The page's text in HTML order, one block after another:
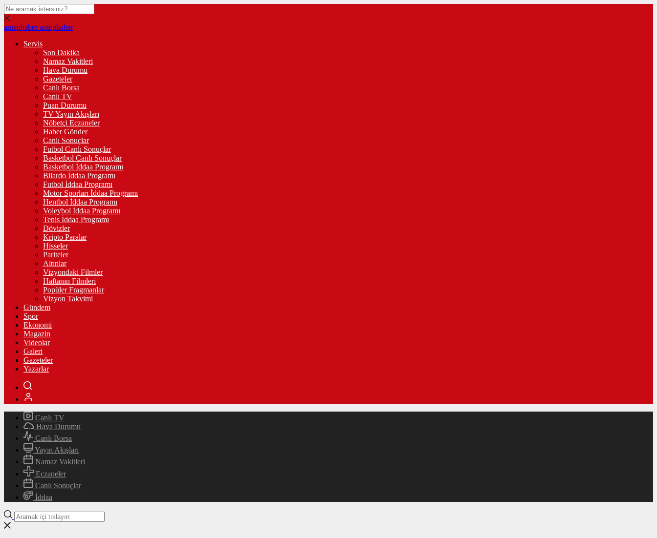
antephaber antephaber
Servis
Son Dakika
Namaz Vakitleri
Hava Durumu
Gazeteler
Canlı Borsa
Canlı TV
Puan Durumu
TV Yayın Akışları
Nöbetçi Eczaneler
Haber Gönder
Canlı Sonuçlar
Futbol Canlı Sonuçlar
Basketbol Canlı Sonuçlar
Basketbol İddaa Programı
Bilardo İddaa Programı
Futbol İddaa Programı
Motor Sporları İddaa Programı
Hentbol İddaa Programı
Voleybol İddaa Programı
Tenis İddaa Programı
Dövizler
Kripto Paralar
Hisseler
Pariteler
Altınlar
Vizyondaki Filmler
Haftanın Filmleri
Popüler Fragmanlar
Vizyon Takvimi
Gündem
Spor
Ekonomi
Magazin
Videolar
Galeri
Gazeteler
Yazarlar
Canlı TV
Hava Durumu
Canlı Borsa
Yayın Akışları
Namaz Vakitleri
Eczaneler
Canlı Sonuçlar
İddaa